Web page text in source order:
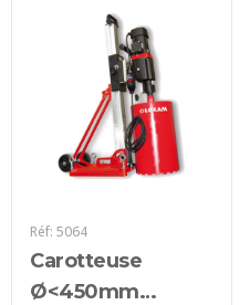
Réf: 5064
Carotteuse
Ø<450mm